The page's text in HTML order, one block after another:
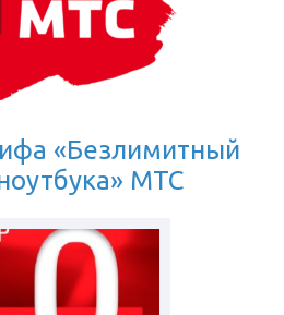
«Безлимитный
МТС